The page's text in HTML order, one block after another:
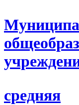
средняя